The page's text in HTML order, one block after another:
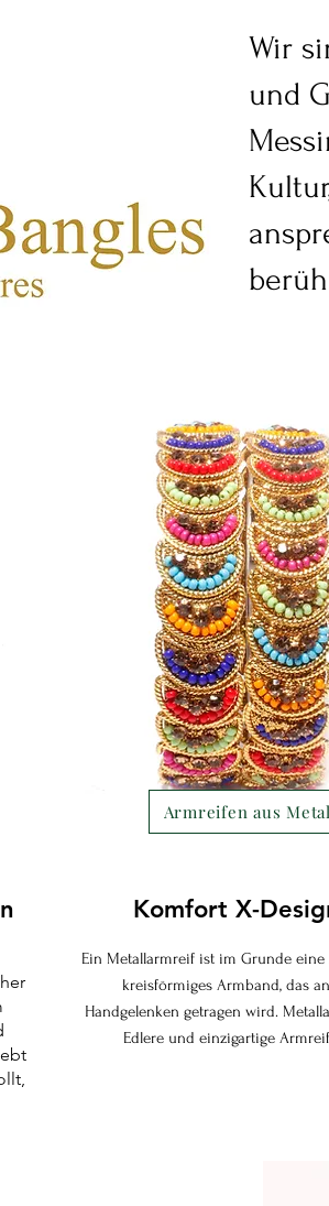
Wir
und
Armreifen aus
Komfort X-
Ein Metallarmreif ist im Grunde eine
kreisförmiges Armband, das
Handgelenken getragen wird.
Edlere und einzigartige